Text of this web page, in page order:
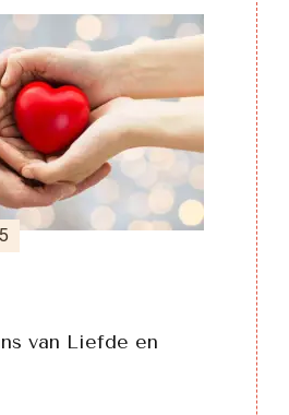
van Liefde en